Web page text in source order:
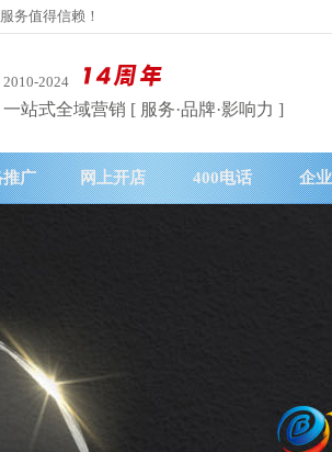
务值得信赖！
2010-2024
一站式全域营销 [ 服务·品牌·影响力 ]
推广 网上开店 400电话 企